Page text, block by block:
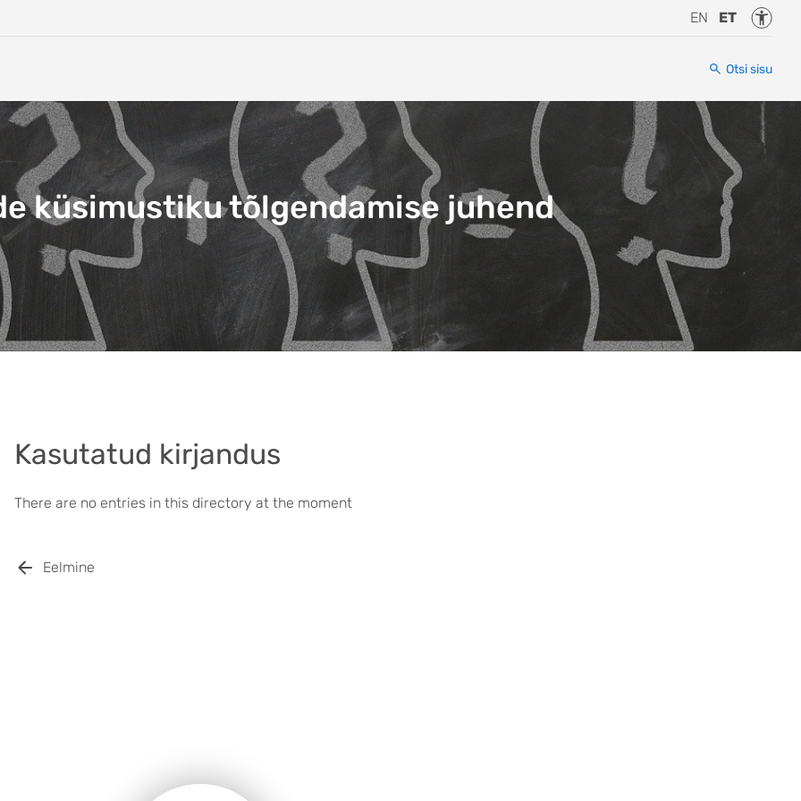
EN ET
Otsi sisu
küsimustiku tõlgendamise juhend
Kasutatud kirjandus
There are no entries in this directory at the moment
Eelmine